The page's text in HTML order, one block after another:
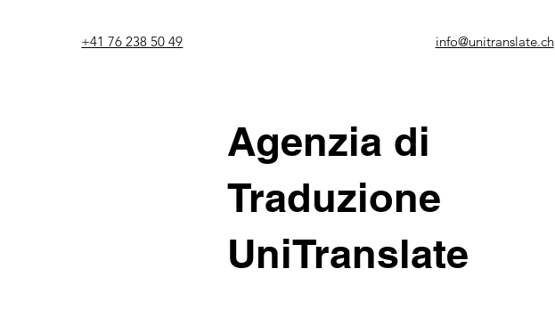
Agenzia di
Traduzione
UniTranslate
+41 76 238 50 49 info@unitranslate.ch